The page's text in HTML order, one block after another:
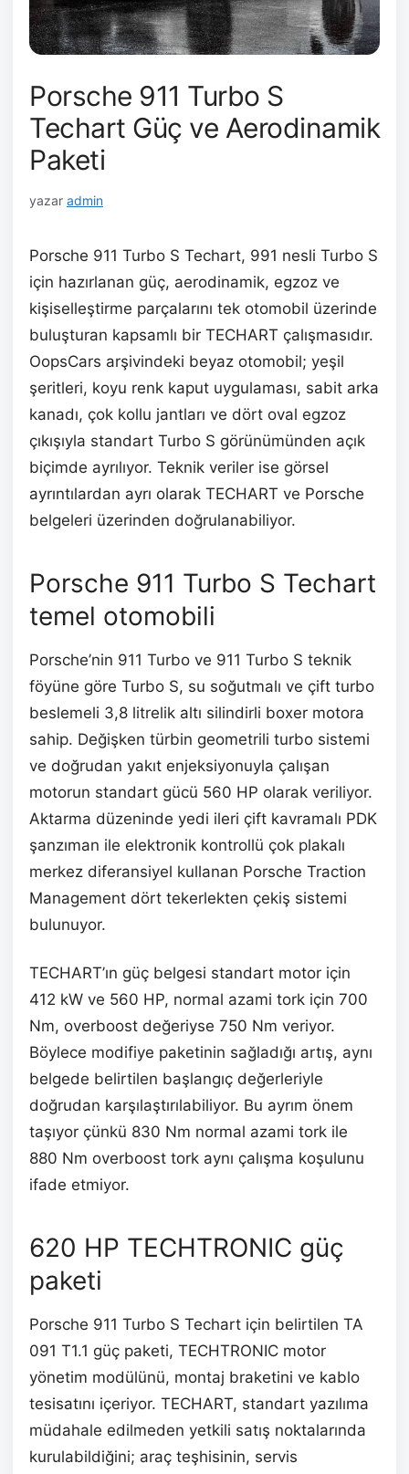
Porsche 911 Turbo S
Techart Güç ve Aerodinamik
Paketi
yazar admin
Porsche 911 Turbo S Techart, 991 nesli Turbo S
için hazırlanan güç, aerodinamik, egzoz ve
kişiselleştirme parçalarını tek otomobil üzerinde
buluşturan kapsamlı bir TECHART çalışmasıdır.
OopsCars arşivindeki beyaz otomobil; yeşil
şeritleri, koyu renk kaput uygulaması, sabit arka
kanadı, çok kollu jantları ve dört oval egzoz
çıkışıyla standart Turbo S görünümünden açık
biçimde ayrılıyor. Teknik veriler ise görsel
ayrıntılardan ayrı olarak TECHART ve Porsche
belgeleri üzerinden doğrulanabiliyor.
Porsche 911 Turbo S Techart
temel otomobili
Porsche’nin 911 Turbo ve 911 Turbo S teknik
föyüne göre Turbo S, su soğutmalı ve çift turbo
beslemeli 3,8 litrelik altı silindirli boxer motora
sahip. Değişken türbin geometrili turbo sistemi
ve doğrudan yakıt enjeksiyonuyla çalışan
motorun standart gücü 560 HP olarak veriliyor.
Aktarma düzeninde yedi ileri çift kavramalı PDK
şanzıman ile elektronik kontrollü çok plakalı
merkez diferansiyel kullanan Porsche Traction
Management dört tekerlekten çekiş sistemi
bulunuyor.
TECHART’ın güç belgesi standart motor için
412 kW ve 560 HP, normal azami tork için 700
Nm, overboost değeriyse 750 Nm veriyor.
Böylece modifiye paketinin sağladığı artış, aynı
belgede belirtilen başlangıç değerleriyle
doğrudan karşılaştırılabiliyor. Bu ayrım önem
taşıyor çünkü 830 Nm normal azami tork ile
880 Nm overboost tork aynı çalışma koşulunu
ifade etmiyor.
620 HP TECHTRONIC güç
paketi
Porsche 911 Turbo S Techart için belirtilen TA
091 T1.1 güç paketi, TECHTRONIC motor
yönetim modülünü, montaj braketini ve kablo
tesisatını içeriyor. TECHART, standart yazılıma
müdahale edilmeden yetkili satış noktalarında
kurulabildiğini; araç teşhisinin, servis